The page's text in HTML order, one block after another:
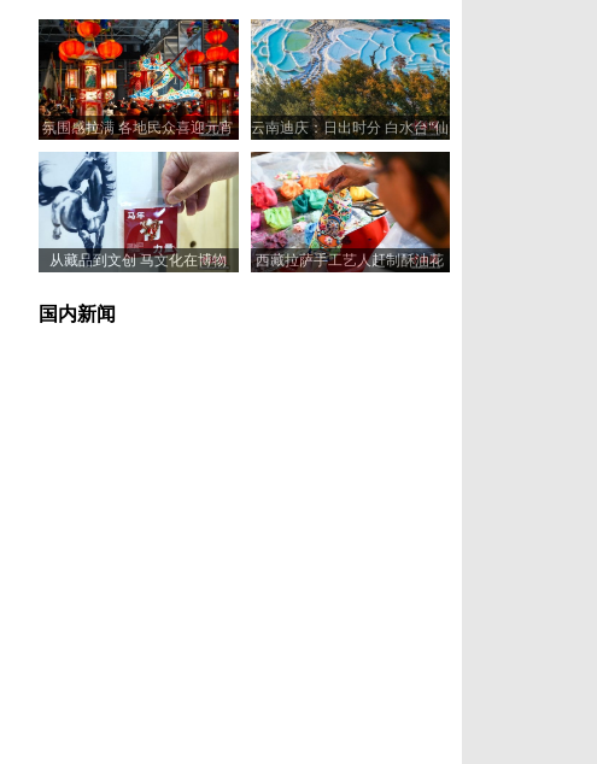
氛围感拉满 各地民众喜迎元宵
佳节
云南迪庆：日出时分 白水台“仙
人遗田”染金边
从藏品到文创 马文化在博物
西藏拉萨手工艺人赶制酥油花
国内新闻